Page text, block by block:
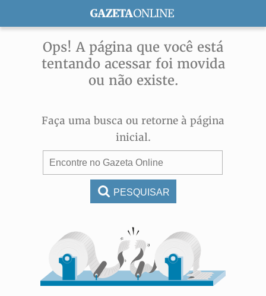
Ops! A página que você está
tentando acessar foi movida
ou não existe.
Faça uma busca ou retorne à página
inicial.
PESQUISAR